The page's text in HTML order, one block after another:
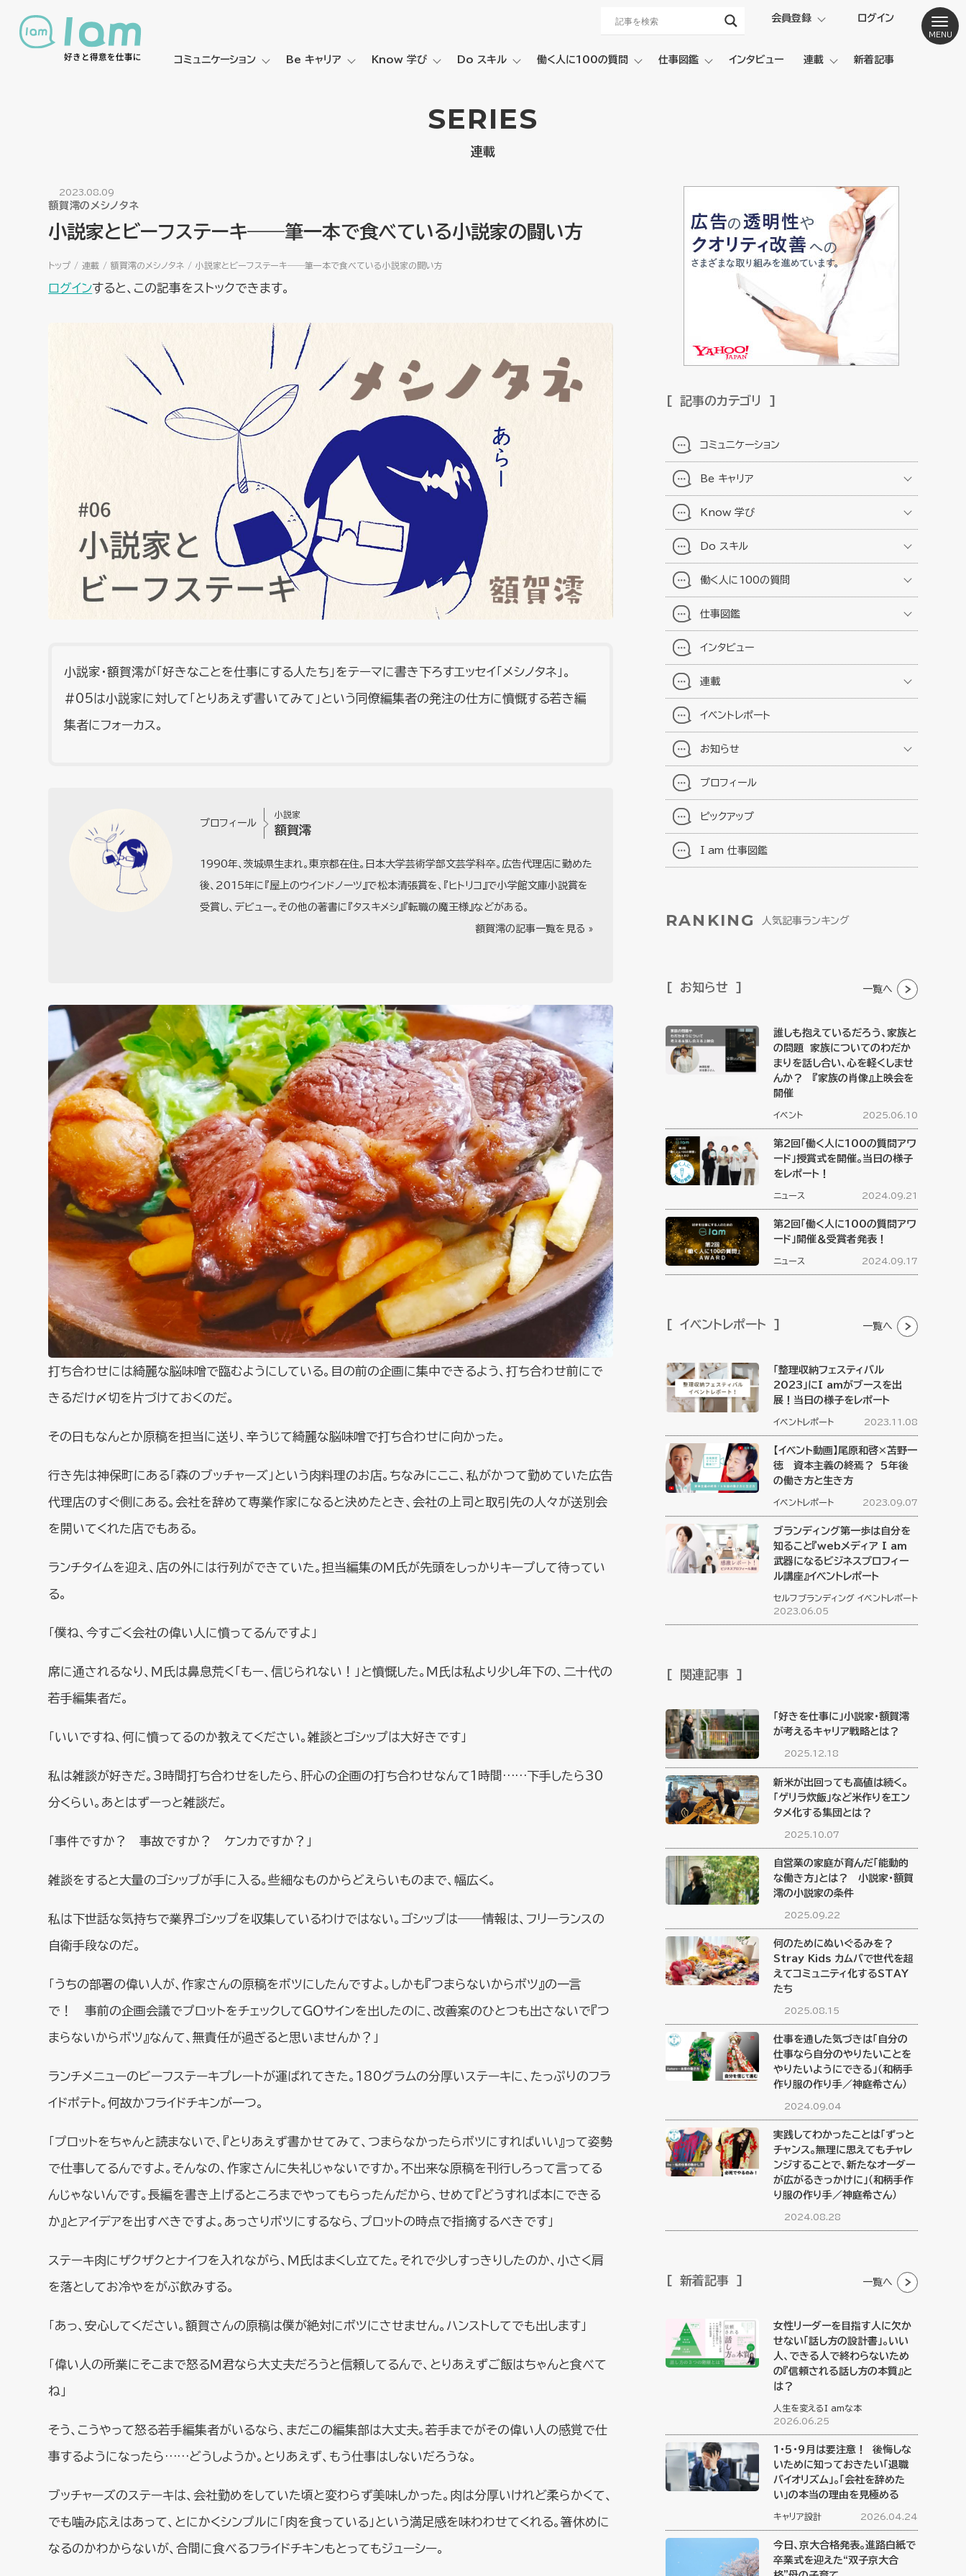
会員登録 ログイン
コミュニケーション Be キャリア Know 学び Do スキル 働く人に100の質問 仕事図鑑 インタビュー 連載 新着記事
SERIES
連載
2023.08.09
額賀澪のメシノタネ
小説家とビーフステーキ――筆一本で食べている小説家の闘い方
トップ 連載 額賀澪のメシノタネ 小説家とビーフステーキ――筆一本で食べている小説家の闘い方
ログインすると、この記事をストックできます。
小説家・額賀澪が「好きなことを仕事にする人たち」をテーマに書き下ろすエッセイ「メシノタネ」。
#05は小説家に対して「とりあえず書いてみて」という同僚編集者の発注の仕方に憤慨する若き編
集者にフォーカス。
プロフィール
小説家
額賀澪
1990年、茨城県生まれ。東京都在住。日本大学芸術学部文芸学科卒。広告代理店に勤めた
後、2015年に『屋上のウインドノーツ』で松本清張賞を、『ヒトリコ』で小学館文庫小説賞を
受賞し、デビュー。その他の著書に『タスキメシ』『転職の魔王様』などがある。
額賀澪の記事一覧を見る »
打ち合わせには綺麗な脳味噌で臨むようにしている。目の前の企画に集中できるよう、打ち合わせ前にで
きるだけ〆切を片づけておくのだ。
その日もなんとか原稿を担当に送り、辛うじて綺麗な脳味噌で打ち合わせに向かった。
行き先は神保町にある「森のブッチャーズ」という肉料理のお店。ちなみにここ、私がかつて勤めていた広告
代理店のすぐ側にある。会社を辞めて専業作家になると決めたとき、会社の上司と取引先の人々が送別会
を開いてくれた店でもある。
ランチタイムを迎え、店の外には行列ができていた。担当編集のＭ氏が先頭をしっかりキープして待ってい
る。
「僕ね、今すごく会社の偉い人に憤ってるんですよ」
席に通されるなり、Ｍ氏は鼻息荒く「もー、信じられない！」と憤慨した。Ｍ氏は私より少し年下の、二十代の
若手編集者だ。
「いいですね、何に憤ってるのか教えてください。雑談とゴシップは大好きです」
私は雑談が好きだ。3時間打ち合わせをしたら、肝心の企画の打ち合わせなんて1時間……下手したら30
分くらい。あとはずーっと雑談だ。
「事件ですか？ 事故ですか？ ケンカですか？」
雑談をすると大量のゴシップが手に入る。些細なものからどえらいものまで、幅広く。
私は下世話な気持ちで業界ゴシップを収集しているわけではない。ゴシップは――情報は、フリーランスの
自衛手段なのだ。
「うちの部署の偉い人が、作家さんの原稿をボツにしたんですよ。しかも『つまらないからボツ』の一言
で！ 事前の企画会議でプロットをチェックしてＧＯサインを出したのに、改善案のひとつも出さないで『つ
まらないからボツ』なんて、無責任が過ぎると思いませんか？」
ランチメニューのビーフステーキプレートが運ばれてきた。180グラムの分厚いステーキに、たっぷりのフラ
イドポテト。何故かフライドチキンが一つ。
「プロットをちゃんと読まないで、『とりあえず書かせてみて、つまらなかったらボツにすればいい』って姿勢
で仕事してるんですよ。そんなの、作家さんに失礼じゃないですか。不出来な原稿を刊行しろって言ってる
んじゃないんです。長編を書き上げるところまでやってもらったんだから、せめて『どうすれば本にできる
か』とアイデアを出すべきですよ。あっさりボツにするなら、プロットの時点で指摘するべきです」
ステーキ肉にザクザクとナイフを入れながら、Ｍ氏はまくし立てた。それで少しすっきりしたのか、小さく肩
を落としてお冷やをがぶ飲みする。
「あっ、安心してください。額賀さんの原稿は僕が絶対にボツにさせません。ハンストしてでも出します」
「偉い人の所業にそこまで怒るＭ君なら大丈夫だろうと信頼してるんで、とりあえずご飯はちゃんと食べて
ね」
そう、こうやって怒る若手編集者がいるなら、まだこの編集部は大丈夫。若手までがその偉い人の感覚で仕
事するようになったら……どうしようか。とりあえず、もう仕事はしないだろうな。
ブッチャーズのステーキは、会社勤めをしていた頃と変わらず美味しかった。肉は分厚いけれど柔らかくて、
でも噛み応えはあって、とにかくシンプルに「肉を食っている」という満足感を味わわせてくれる。箸休めに
なるのかわからないが、合間に食べるフライドチキンもとってもジューシー。
記事のカテゴリ
コミュニケーション
Be キャリア
Know 学び
Do スキル
働く人に100の質問
仕事図鑑
インタビュー
連載
イベントレポート
お知らせ
プロフィール
ピックアップ
I am 仕事図鑑
RANKING 人気記事ランキング
お知らせ 一覧へ
誰しも抱えているだろう、家族と
の問題 家族についてのわだか
まりを話し合い、心を軽くしませ
んか？ 『家族の肖像』上映会を
開催
イベント 2025.06.10
第2回「働く人に100の質問アワ
ード」授賞式を開催。当日の様子
をレポート！
ニュース 2024.09.21
第2回「働く人に100の質問アワ
ード」開催＆受賞者発表！
ニュース 2024.09.17
イベントレポート 一覧へ
「整理収納フェスティバル
2023」にI amがブースを出
展！当日の様子をレポート
イベントレポート 2023.11.08
【イベント動画】尾原和啓×苫野一
徳 資本主義の終焉？ ５年後
の働き方と生き方
イベントレポート 2023.09.07
ブランディング第一歩は自分を
知ること『webメディア I am
武器になるビジネスプロフィー
ル講座』イベントレポート
セルフブランディング イベントレポート
2023.06.05
関連記事
「好きを仕事に」小説家・額賀澪
が考えるキャリア戦略とは？
2025.12.18
新米が出回っても高値は続く。
「ゲリラ炊飯」など米作りをエン
タメ化する集団とは？
2025.10.07
自営業の家庭が育んだ「能動的
な働き方」とは？ 小説家・額賀
澪の小説家の条件
2025.09.22
何のためにぬいぐるみを？
Stray Kids カムバで世代を超
えてコミュニティ化するSTAY
たち
2025.08.15
仕事を通した気づきは「自分の
仕事なら自分のやりたいことを
やりたいようにできる」（和柄手
作り服の作り手／神庭希さん）
2024.09.04
実践してわかったことは「ずっと
チャンス。無理に思えてもチャレ
ンジすることで、新たなオーダー
が広がるきっかけに」（和柄手作
り服の作り手／神庭希さん）
2024.08.28
新着記事 一覧へ
女性リーダーを目指す人に欠か
せない「話し方の設計書」。いい
人、できる人で終わらないため
の『信頼される話し方の本質』と
は？
人生を変えるI amな本
2026.06.25
１・５・９月は要注意！ 後悔しな
いために知っておきたい「退職
バイオリズム」。「会社を辞めた
い」の本当の理由を見極める
キャリア設計 2026.04.24
今日、京大合格発表。進路白紙で
卒業式を迎えた“双子京大合